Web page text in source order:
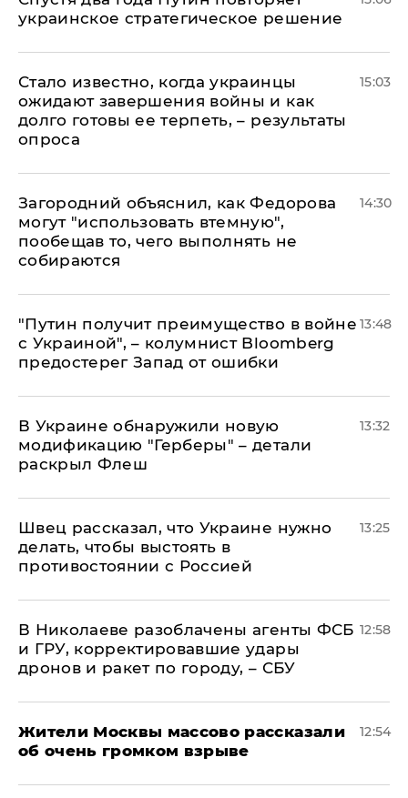
украинское стратегическое решение
Стало известно, когда украинцы
ожидают завершения войны и как
долго готовы ее терпеть, – результаты
опроса
15:03
Загородний объяснил, как Федорова
могут "использовать втемную",
пообещав то, чего выполнять не
собираются
14:30
"Путин получит преимущество в войне
с Украиной", – колумнист Bloomberg
предостерег Запад от ошибки
13:48
В Украине обнаружили новую
модификацию "Герберы" – детали
раскрыл Флеш
13:32
Швец рассказал, что Украине нужно
делать, чтобы выстоять в
противостоянии с Россией
13:25
В Николаеве разоблачены агенты ФСБ
и ГРУ, корректировавшие удары
дронов и ракет по городу, – СБУ
12:58
Жители Москвы массово рассказали
об очень громком взрыве
12:54